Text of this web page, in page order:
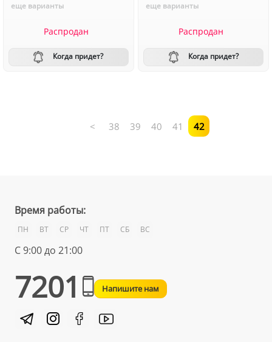
еще варианты
Распродан
Когда придет?
еще варианты
Распродан
Когда придет?
< 38 39 40 41 42
Время работы:
ПН ВТ СР ЧТ ПТ СБ ВС
С 9:00 до 21:00
7201 Напишите нам